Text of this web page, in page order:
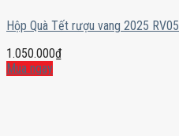
Hộp Quà Tết rượu vang 2025 RV05
1.050.000₫
Mua ngay